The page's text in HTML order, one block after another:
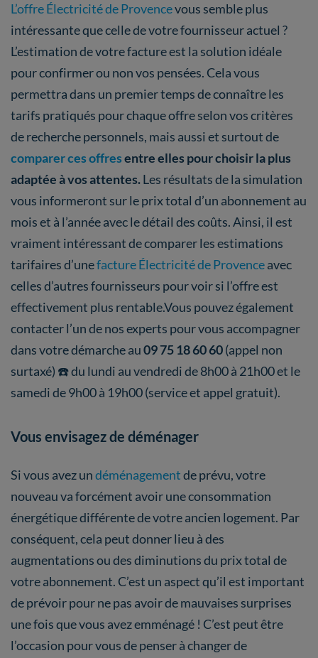
L’offre Électricité de Provencevous semble plus
intéressante que celle de votre fournisseur actuel ?
L’estimation de votre facture est la solution idéale
pour confirmer ou non vos pensées. Cela vous
permettra dans un premier temps de connaître les
tarifs pratiqués pour chaque offre selon vos critères
de recherche personnels, mais aussi et surtout de
comparer ces offresentre elles pour choisir la plus
adaptée à vos attentes.Les résultats de la simulation
vous informeront sur le prix total d’un abonnement au
mois et à l’année avec le détail des coûts. Ainsi, il est
vraiment intéressant de comparer les estimations
tarifaires d’unefacture Électricité de Provenceavec
celles d’autres fournisseurs pour voir si l’offre est
effectivement plus rentable.Vous pouvez également
contacter l’un de nos experts pour vous accompagner
dans votre démarche au09 75 18 60 60(appel non
surtaxé) ☎️ du lundi au vendredi de 8h00 à 21h00 et le
samedi de 9h00 à 19h00 (service et appel gratuit).
Vous envisagez de déménager
Si vous avez undéménagementde prévu, votre
nouveau va forcément avoir une consommation
énergétique différente de votre ancien logement. Par
conséquent, cela peut donner lieu à des
augmentations ou des diminutions du prix total de
votre abonnement. C’est un aspect qu’il est important
de prévoir pour ne pas avoir de mauvaises surprises
une fois que vous avez emménagé ! C’est peut être
l’occasion pour vous de penser à changer de